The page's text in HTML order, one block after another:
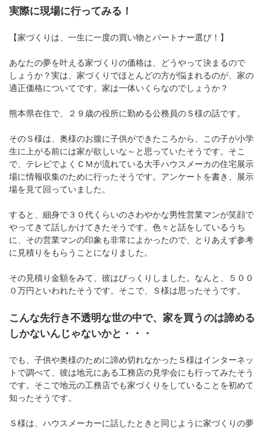
実際に現場に行ってみる！
【家づくりは、一生に一度の買い物とパートナー選び！】
あなたの夢を叶える家づくりの価格は、どうやって決まるので
しょうか？実は、家づくりでほとんどの方が悩まれるのが、家の
適正価格についてです。家は一体いくらなのでしょうか？
熊本県在住で、２９歳の役所に勤める公務員のＳ様の話です。
そのＳ様は、奥様のお腹に子供ができたころから、この子が小学
生に上がる前には家が欲しいな～と思っていたそうです。そこ
で、テレビでよくＣＭが流れている大手ハウスメーカの住宅展示
場に情報収集のために行ったそうです。アンケートを書き、展示
場を見て回っていました。
すると、細身で３０代くらいのさわやかな男性営業マンが笑顔で
やってきて話しかけてきたそうです。色々と話をしているうち
に、その営業マンの印象も非常によかったので、とりあえず参考
に見積りをもらうことになりました。
その見積り金額をみて、彼はびっくりしました。なんと、５００
０万円といわれたそうです。そこで、Ｓ様は思ったそうです。
こんな先行き不透明な世の中で、家を買うのは諦める
しかないんじゃないかと・・・
でも、子供や奥様のために諦め切れなかったＳ様はインターネッ
トで調べて、彼は地元にある工務店の見学会にも行ってみたそう
です。そこで地元の工務店でも家づくりをしていることを初めて
知ったそうです。
Ｓ様は、ハウスメーカーに話したときと同じように家づくりの夢